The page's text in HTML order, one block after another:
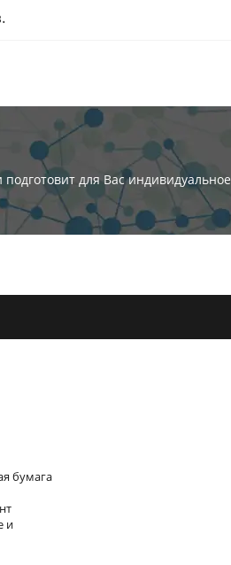
для Вас индивидуальное
бумага
и